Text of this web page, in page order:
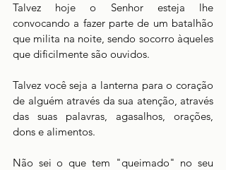
Talvez hoje o Senhor esteja lhe
convocando a fazer parte de um batalhão
que milita na noite, sendo socorro àqueles
que dificilmente são ouvidos.
Talvez você seja a lanterna para o coração
de alguém através da sua atenção, através
das suas palavras, agasalhos, orações,
dons e alimentos.
Não sei o que tem "queimado" no seu